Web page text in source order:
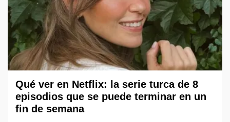
Qué ver en Netflix: la serie turca de 8
episodios que se puede terminar en un
fin de semana